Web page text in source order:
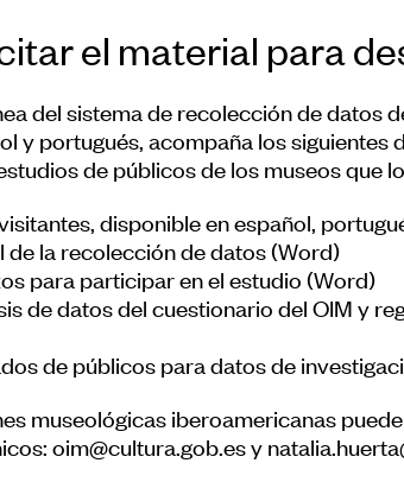
el material para
del sistema de recolección de datos
y portugués, acompaña los
de públicos de los museos que
disponible en español,
de la recolección de datos (Word)
para participar en el estudio (Word)
de datos del cuestionario del OIM y
de públicos para datos de
museológicas iberoamericanas
oim@cultura.gob.es y